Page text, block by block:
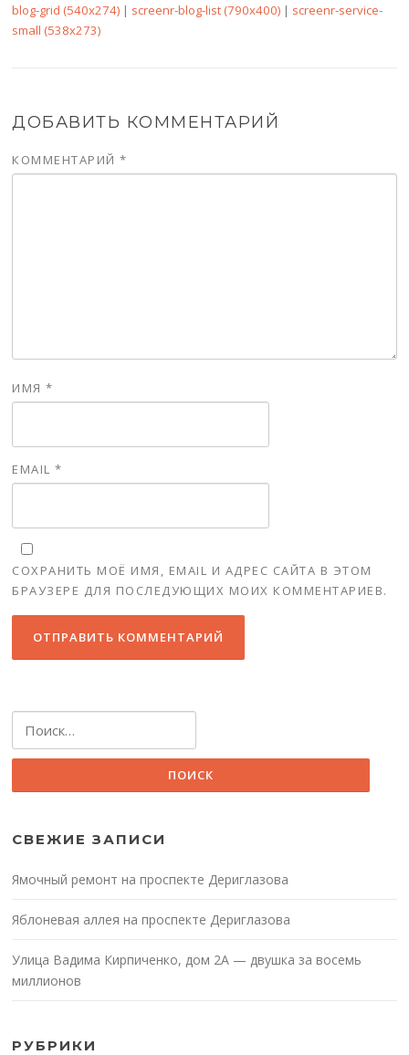
blog-grid (540x274) | screenr-blog-list (790x400) | screenr-service-
small (538x273)
ДОБАВИТЬ КОММЕНТАРИЙ
КОММЕНТАРИЙ*
ИМЯ*
EMAIL*
СОХРАНИТЬ МОЁ ИМЯ, EMAIL И АДРЕС САЙТА В ЭТОМ
БРАУЗЕРЕ ДЛЯ ПОСЛЕДУЮЩИХ МОИХ КОММЕНТАРИЕВ.
СВЕЖИЕ ЗАПИСИ
Ямочный ремонт на проспекте Дериглазова
Яблоневая аллея на проспекте Дериглазова
Улица Вадима Кирпиченко, дом 2А — двушка за восемь
миллионов
РУБРИКИ